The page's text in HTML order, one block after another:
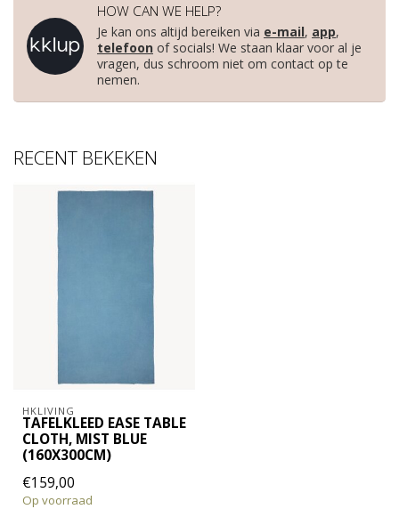
HOW CAN WE HELP?
Je kan ons altijd bereiken via e-mail, app,
telefoon of socials! We staan klaar voor al je
vragen, dus schroom niet om contact op te
nemen.
RECENT BEKEKEN
HKLIVING
TAFELKLEED EASE TABLE
CLOTH, MIST BLUE
(160X300CM)
€159,00
Op voorraad